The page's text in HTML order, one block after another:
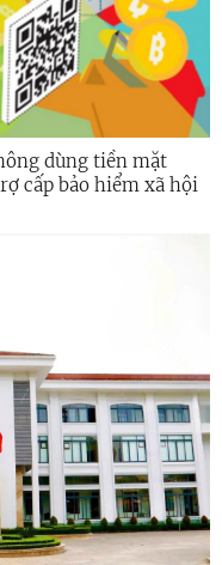
dùng tiền mặt
cấp bảo hiểm xã hội